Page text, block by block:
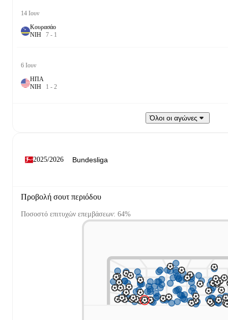
14 Ιουν
Κουρασάο
ΝΙΗ 7 - 1
6 Ιουν
ΗΠΑ
ΝΙΗ 1 - 2
Όλοι οι αγώνες
2025/2026
Προβολή σουτ περιόδου
Ποσοστό επιτυχών επεμβάσεων: 64%